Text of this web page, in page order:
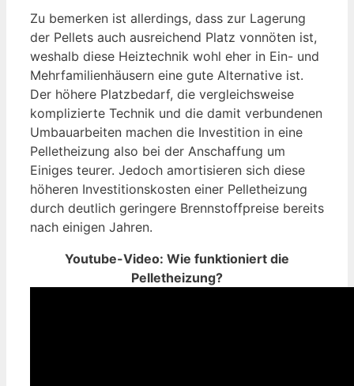
Zu bemerken ist allerdings, dass zur Lagerung
der Pellets auch ausreichend Platz vonnöten ist,
weshalb diese Heiztechnik wohl eher in Ein- und
Mehrfamilienhäusern eine gute Alternative ist.
Der höhere Platzbedarf, die vergleichsweise
komplizierte Technik und die damit verbundenen
Umbauarbeiten machen die Investition in eine
Pelletheizung also bei der Anschaffung um
Einiges teurer. Jedoch amortisieren sich diese
höheren Investitionskosten einer Pelletheizung
durch deutlich geringere Brennstoffpreise bereits
nach einigen Jahren.
Youtube-Video: Wie funktioniert die
Pelletheizung?